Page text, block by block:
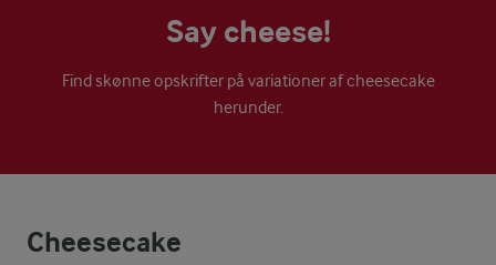
Say cheese!
Find skønne opskrifter på variationer af cheesecake
herunder.
Cheesecake